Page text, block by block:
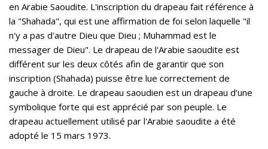
en Arabie Saoudite. L'inscription du drapeau fait référence à
la "Shahada", qui est une affirmation de foi selon laquelle "il
n'y a pas d'autre Dieu que Dieu ; Muhammad est le
messager de Dieu". Le drapeau de l'Arabie saoudite est
différent sur les deux côtés afin de garantir que son
inscription (Shahada) puisse être lue correctement de
gauche à droite. Le drapeau saoudien est un drapeau d’une
symbolique forte qui est apprécié par son peuple. Le
drapeau actuellement utilisé par l'Arabie saoudite a été
adopté le 15 mars 1973.